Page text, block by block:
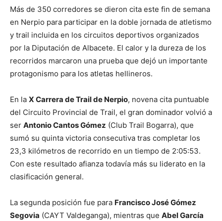
Más de 350 corredores se dieron cita este fin de semana
en Nerpio para participar en la doble jornada de atletismo
y trail incluida en los circuitos deportivos organizados
por la Diputación de Albacete. El calor y la dureza de los
recorridos marcaron una prueba que dejó un importante
protagonismo para los atletas hellineros.
En la X Carrera de Trail de Nerpio, novena cita puntuable
del Circuito Provincial de Trail, el gran dominador volvió a
ser Antonio Cantos Gómez (Club Trail Bogarra), que
sumó su quinta victoria consecutiva tras completar los
23,3 kilómetros de recorrido en un tiempo de 2:05:53.
Con este resultado afianza todavía más su liderato en la
clasificación general.
La segunda posición fue para Francisco José Gómez
Segovia (CAYT Valdeganga), mientras que Abel García